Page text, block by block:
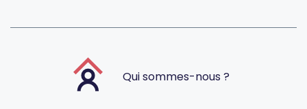
Qui sommes-nous ?